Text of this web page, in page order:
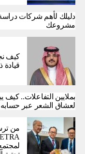
دليلك لأهم شركات
مشروعك
كيف
قيادة
بملايين التفاعلات..
لعشاق الشعر عبر
من